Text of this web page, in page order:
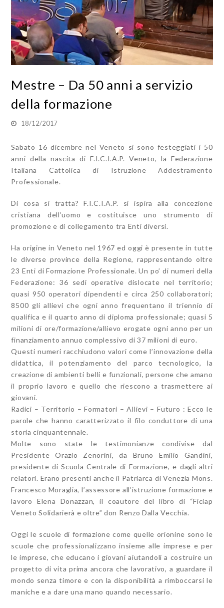
Mestre – Da 50 anni a servizio
della formazione
18/12/2017
Sabato 16 dicembre nel Veneto si sono festeggiati i 50
anni della nascita di F.I.C.I.A.P. Veneto, la Federazione
Italiana Cattolica di Istruzione Addestramento
Professionale.
Di cosa si tratta? F.I.C.I.A.P. si ispira alla concezione
cristiana dell’uomo e costituisce uno strumento di
promozione e di collegamento tra Enti diversi.
Ha origine in Veneto nel 1967 ed oggi è presente in tutte
le diverse province della Regione, rappresentando oltre
23 Enti di Formazione Professionale. Un po’ di numeri della
Federazione: 36 sedi operative dislocate nel territorio;
quasi 950 operatori dipendenti e circa 250 collaboratori;
8500 gli allievi che ogni anno frequentano il triennio di
qualifica e il quarto anno di diploma professionale; quasi 5
milioni di ore/formazione/allievo erogate ogni anno per un
finanziamento annuo complessivo di 37 milioni di euro.
Questi numeri racchiudono valori come l’innovazione della
didattica, il potenziamento del parco tecnologico, la
creazione di ambienti belli e funzionali, persone che amano
il proprio lavoro e quello che riescono a trasmettere ai
giovani.
Radici – Territorio – Formatori – Allievi – Futuro : Ecco le
parole che hanno caratterizzato il filo conduttore di una
storia cinquantennale.
Molte sono state le testimonianze condivise dal
Presidente Orazio Zenorini, da Bruno Emilio Gandini,
presidente di Scuola Centrale di Formazione, e dagli altri
relatori. Erano presenti anche il Patriarca di Venezia Mons.
Francesco Moraglia, l’assessore all’istruzione formazione e
lavoro Elena Donazzan, il coautore del libro di “Ficiap
Veneto Solidarierà e oltre” don Renzo Dalla Vecchia.
Oggi le scuole di formazione come quelle orionine sono le
scuole che professionalizzano insieme alle imprese e per
le imprese, che educano i giovani aiutandoli a costruire un
progetto di vita prima ancora che lavorativo, a guardare il
mondo senza timore e con la disponibilità a rimboccarsi le
maniche e a dare una mano quando necessario.